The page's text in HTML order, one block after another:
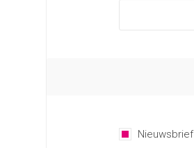
Nieuwsbrief